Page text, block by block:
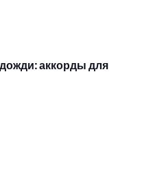
аккорды для